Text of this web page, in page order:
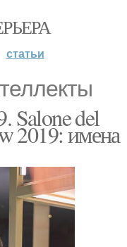
статьи
Salone del
2019: имена